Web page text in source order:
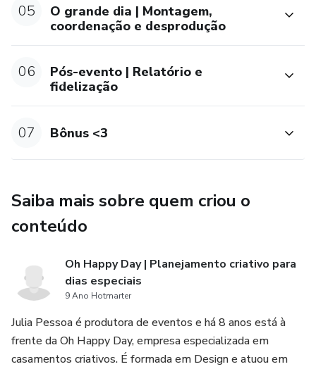
05
O grande dia | Montagem,
coordenação e desprodução
06
Pós-evento | Relatório e
fidelização
07 Bônus <3
Saiba mais sobre quem criou o
conteúdo
Oh Happy Day | Planejamento criativo para
dias especiais
9 Ano Hotmarter
Julia Pessoa é produtora de eventos e há 8 anos está à
frente da Oh Happy Day, empresa especializada em
casamentos criativos. É formada em Design e atuou em